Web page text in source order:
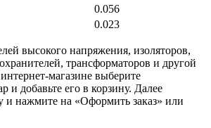
0.056
0.023
высокого напряжения, изоляторов,
трансформаторов и другой
магазине выберите
и добавьте его в корзину. Далее
и нажмите на «Оформить заказ» или